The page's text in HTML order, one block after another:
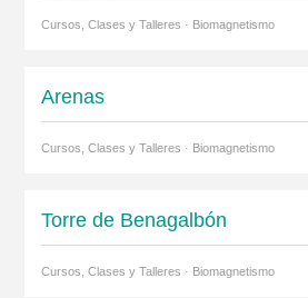
Cursos, Clases y Talleres · Biomagnetismo
Arenas
Cursos, Clases y Talleres · Biomagnetismo
Torre de Benagalbón
Cursos, Clases y Talleres · Biomagnetismo